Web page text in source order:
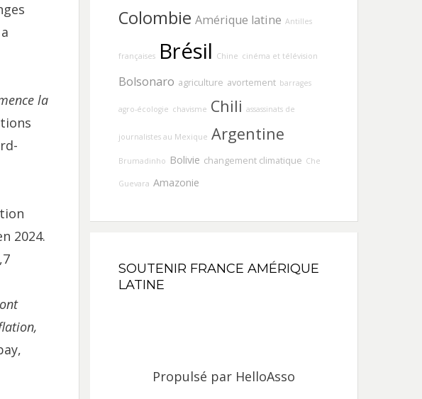
la
2024.
Colombie Amérique latine Antilles
françaises Brésil Chine cinéma et télévision
Bolsonaro agriculture avortement barrages
agro-écologie chavisme Chili assassinats de
journalistes au Mexique Argentine
Brumadinho Bolivie changement climatique Che
Guevara Amazonie
SOUTENIR FRANCE AMÉRIQUE
LATINE
Propulsé par HelloAsso